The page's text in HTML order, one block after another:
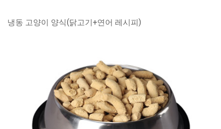
냉동 고양이 양식(닭고기+연어 레시피)